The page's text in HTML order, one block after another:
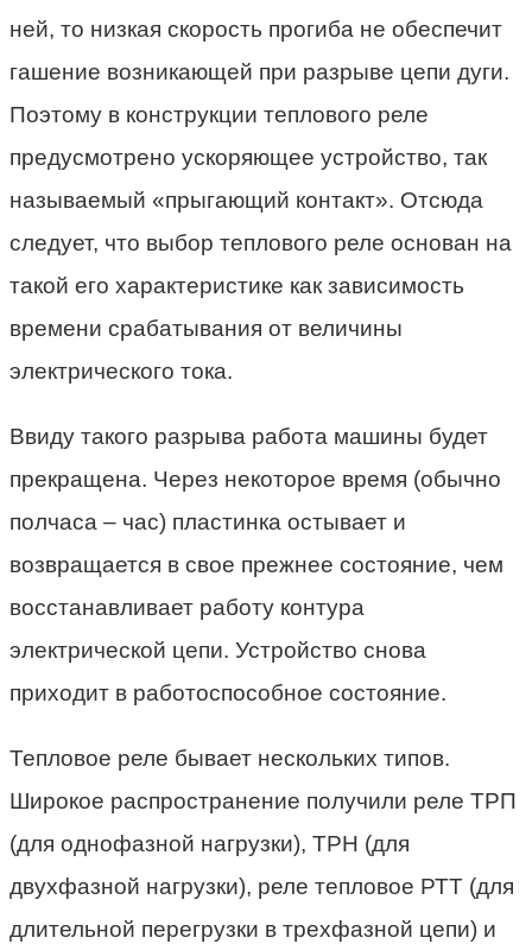
ней, то низкая скорость прогиба не обеспечит
гашение возникающей при разрыве цепи дуги.
Поэтому в конструкции теплового реле
предусмотрено ускоряющее устройство, так
называемый «прыгающий контакт». Отсюда
следует, что выбор теплового реле основан на
такой его характеристике как зависимость
времени срабатывания от величины
электрического тока.
Ввиду такого разрыва работа машины будет
прекращена. Через некоторое время (обычно
полчаса – час) пластинка остывает и
возвращается в свое прежнее состояние, чем
восстанавливает работу контура
электрической цепи. Устройство снова
приходит в работоспособное состояние.
Тепловое реле бывает нескольких типов.
Широкое распространение получили реле ТРП
(для однофазной нагрузки), ТРН (для
двухфазной нагрузки), реле тепловое РТТ (для
длительной перегрузки в трехфазной цепи) и